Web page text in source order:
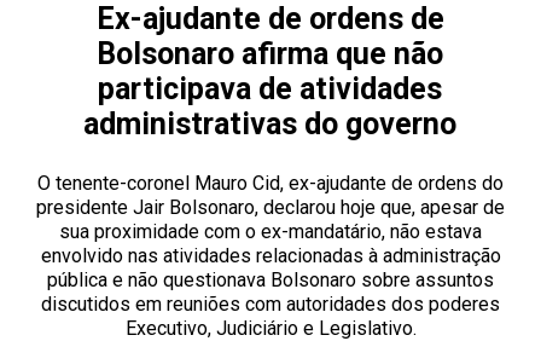
Ex-ajudante de ordens de
Bolsonaro afirma que não
participava de atividades
administrativas do governo
O tenente-coronel Mauro Cid, ex-ajudante de ordens do
presidente Jair Bolsonaro, declarou hoje que, apesar de
sua proximidade com o ex-mandatário, não estava
envolvido nas atividades relacionadas à administração
pública e não questionava Bolsonaro sobre assuntos
discutidos em reuniões com autoridades dos poderes
Executivo, Judiciário e Legislativo.